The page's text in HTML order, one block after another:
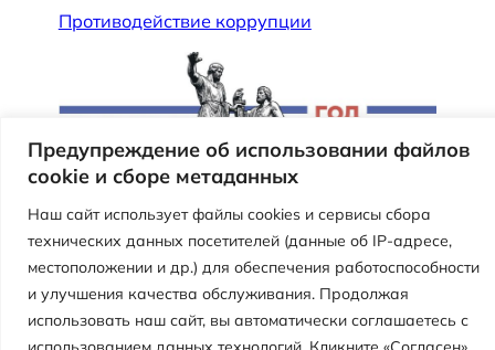
Предупреждение об использовании файлов
cookie и сборе метаданных
Наш сайт использует файлы cookies и сервисы сбора
технических данных посетителей (данные об IP-адресе,
местоположении и др.) для обеспечения работоспособности
и улучшения качества обслуживания. Продолжая
использовать наш сайт, вы автоматически соглашаетесь с
Противодействие коррупции
Версия сайта для слабовидящих
Муниципальное автономное учреждение